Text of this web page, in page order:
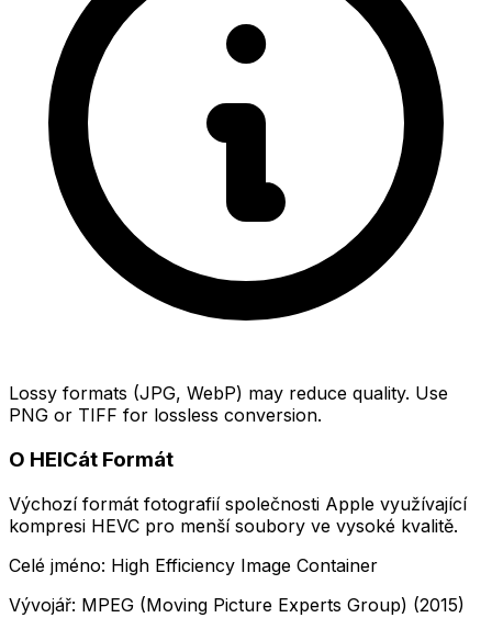
Lossy formats (JPG, WebP) may reduce quality. Use
PNG or TIFF for lossless conversion.
O HEICát Formát
Výchozí formát fotografií společnosti Apple využívající
kompresi HEVC pro menší soubory ve vysoké kvalitě.
Celé jméno: High Efficiency Image Container
Vývojář: MPEG (Moving Picture Experts Group) (2015)